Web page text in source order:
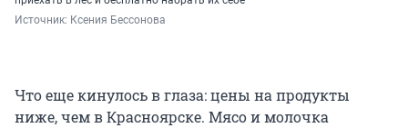
Источник: Ксения Бессонова
Что еще кинулось в глаза: цены на продукты
ниже, чем в Красноярске. Мясо и молочка